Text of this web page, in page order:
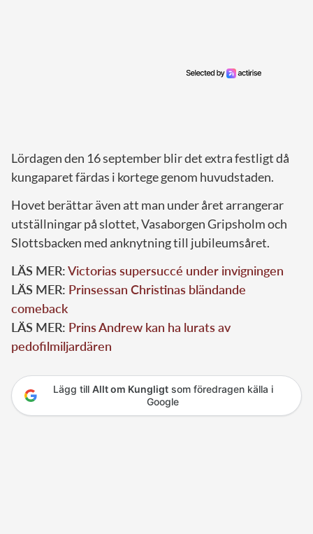
Lördagen den 16 september blir det extra festligt då
kungaparet färdas i kortege genom huvudstaden.
Hovet berättar även att man under året arrangerar
utställningar på slottet, Vasaborgen Gripsholm och
Slottsbacken med anknytning till jubileumsåret.
LÄS MER:Victorias supersuccé under invigningen
LÄS MER: Prinsessan Christinas bländande
comeback
LÄS MER: Prins Andrew kan ha lurats av
pedofilmiljardären
Lägg till Allt om Kungligtsom föredragen källa i
Google